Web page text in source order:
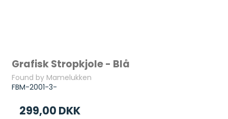
Grafisk Stropkjole - Blå
Found by Mamelukken
FBM-2001-3-
299,00 DKK